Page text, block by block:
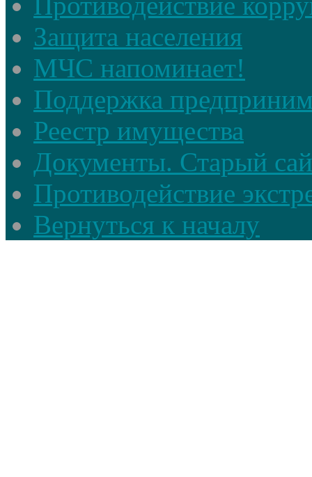
Защита населения
МЧС напоминает!
Поддержка
Реестр имущества
Документы. Старый
Противодействие
Вернуться к началу